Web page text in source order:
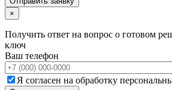
×
Получить ответ на вопрос о готовом
ключ
Ваш телефон
Я согласен на обработку